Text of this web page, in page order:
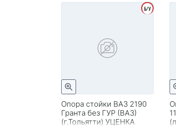
Опора стойки ВАЗ 2190
Гранта без ГУР (ВАЗ)
(г.Тольятти) УЦЕНКА